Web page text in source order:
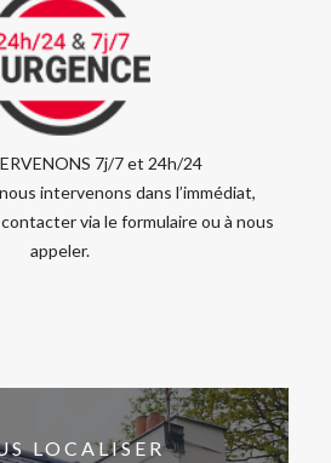
7j/7 et 24h/24
intervenons dans l’immédiat,
via le formulaire ou à nous
appeler.
LOCALISER